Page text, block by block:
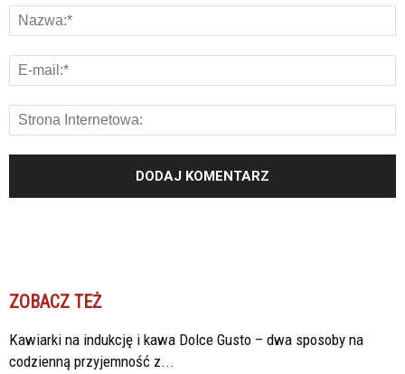
ZOBACZ TEŻ
Kawiarki na indukcję i kawa Dolce Gusto – dwa sposoby na
codzienną przyjemność z...